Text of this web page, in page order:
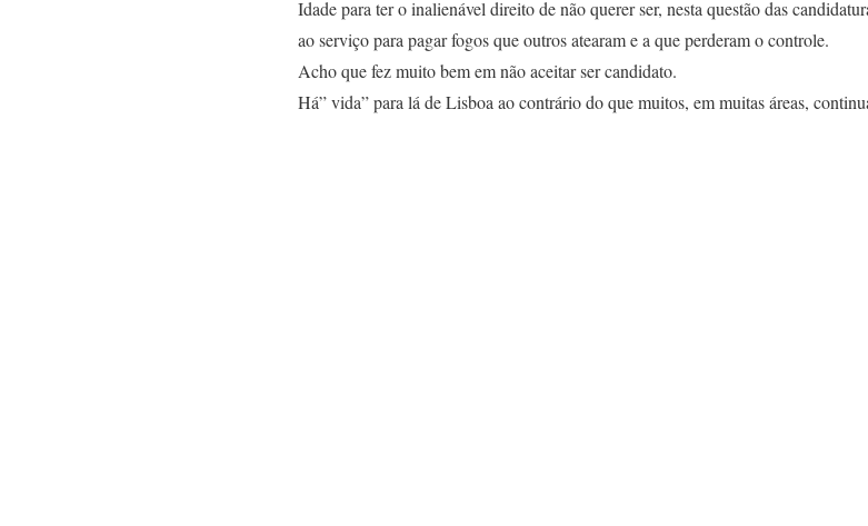
Idade para ter o inalienável direito de não querer ser, nesta questão das
ao serviço para pagar fogos que outros atearam e a que perderam o controle.
Acho que fez muito bem em não aceitar ser candidato.
Há” vida” para lá de Lisboa ao contrário do que muitos, em muitas áreas,